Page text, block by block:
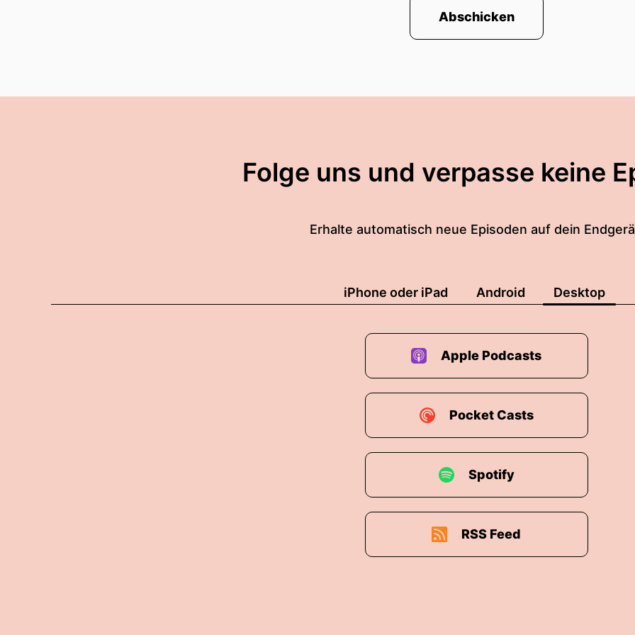
Abschicken
Folge uns und verpasse keine
Erhalte automatisch neue Episoden auf dein
iPhone oder iPad Android Desktop
Apple Podcasts
Pocket Casts
Spotify
RSS Feed